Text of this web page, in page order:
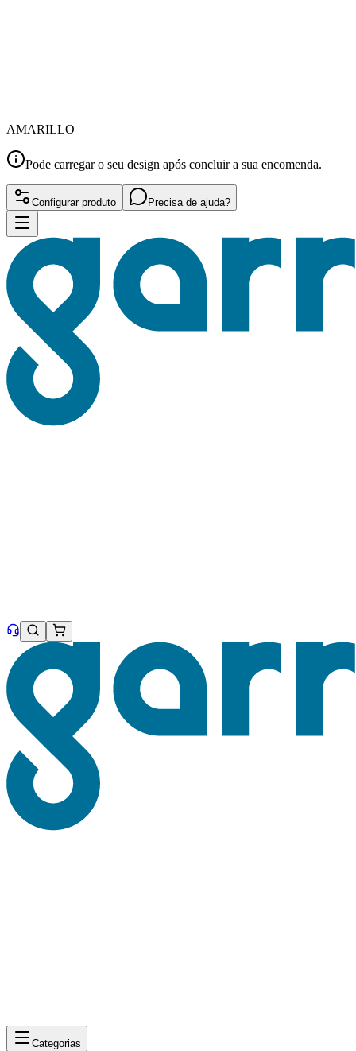
AMARILLO
Pode carregar o seu design após concluir a sua encomenda.
Configurar produto Precisa de ajuda?
Categorias